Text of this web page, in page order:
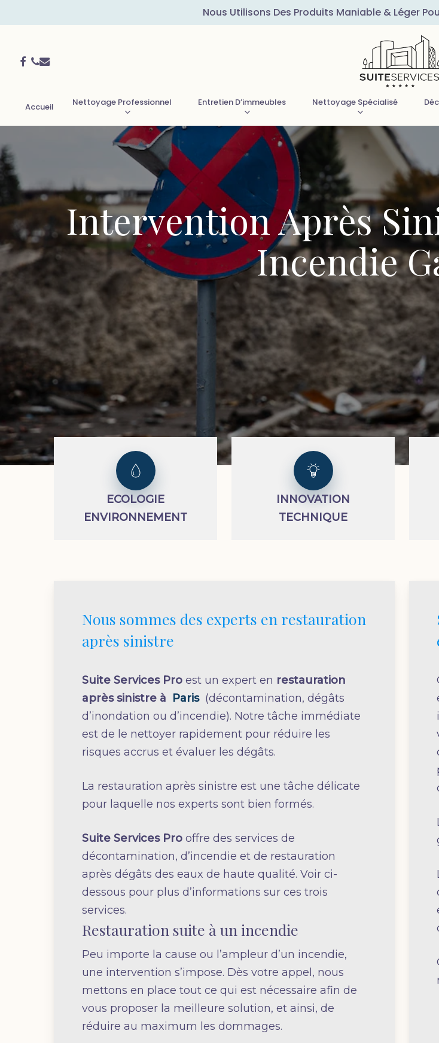
to
content
Nous Utilisons Des Produits Maniable & Léger
Facebook
Phone
Email
Accueil Nettoyage Professionnel Entretien D’immeubles Nettoyage Spécialisé
Intervention Après
Incendie
ECOLOGIE
ENVIRONNEMENT
INNOVATION
TECHNIQUE
Nous sommes des experts en restauration
après sinistre
Suite Services Proest un expert en restauration
après sinistre à Paris (décontamination, dégâts
d’inondation ou d’incendie). Notre tâche immédiate
est de le nettoyer rapidement pour réduire les
risques accrus et évaluer les dégâts.
La restauration après sinistre est une tâche délicate
pour laquelle nos experts sont bien formés.
Suite Services Prooffre des services de
décontamination, d’incendie et de restauration
après dégâts des eaux de haute qualité. Voir ci-
dessous pour plus d’informations sur ces trois
services.
Restauration suite à un incendie
Peu importe la cause ou l’ampleur d’un incendie,
une intervention s’impose. Dès votre appel, nous
mettons en place tout ce qui est nécessaire afin de
vous proposer la meilleure solution, et ainsi, de
réduire au maximum les dommages.